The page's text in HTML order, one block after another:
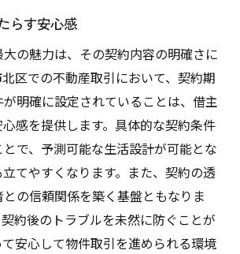
区での契約の柔軟性
る不動産業者の選び方
性に応じた最適な契約
持する契約の特徴
る地域密着型サービス
で叶える岡山市北区の理想的なラ
ライフスタイルを実現する契約
タイルに合った物件選び
らす安心感
の魅力は、その契約内容の明確さに
区での不動産取引において、契約期
明確に設定されていることは、借主
感を提供します。具体的な契約条件
で、予測可能な生活設計が可能とな
てやすくなります。また、契約の透
の信頼関係を築く基盤ともなりま
約後のトラブルを未然に防ぐことが
安心して物件取引を進められる環境